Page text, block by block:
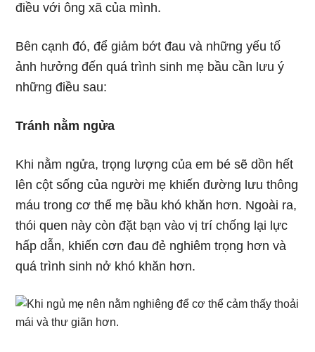
điều với ông xã của mình.
Bên cạnh đó, để giảm bớt đau và những yếu tố
ảnh hưởng đến quá trình sinh mẹ bầu cần lưu ý
những điều sau:
Tránh nằm ngửa
Khi nằm ngửa, trọng lượng của em bé sẽ dồn hết
lên cột sống của người mẹ khiến đường lưu thông
máu trong cơ thể mẹ bầu khó khăn hơn. Ngoài ra,
thói quen này còn đặt bạn vào vị trí chống lại lực
hấp dẫn, khiến cơn đau đẻ nghiêm trọng hơn và
quá trình sinh nở khó khăn hơn.